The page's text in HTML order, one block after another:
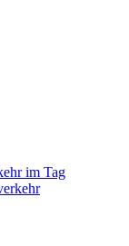
im Tag